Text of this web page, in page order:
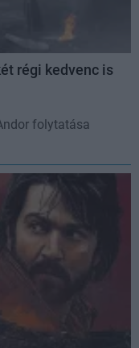
régi kedvenc is
folytatása